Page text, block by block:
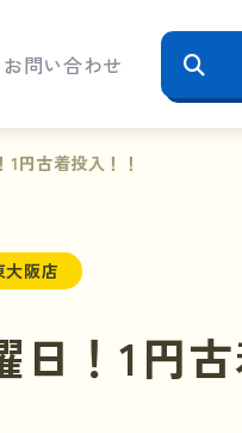
お問い合わせ
1円古着投入！！
大阪店
日！1円古